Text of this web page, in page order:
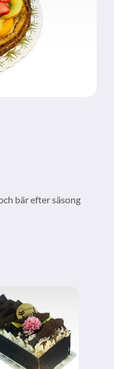
bär efter säsong